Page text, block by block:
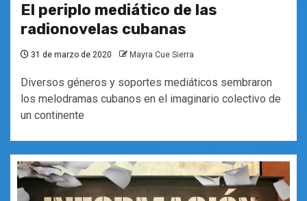
El periplo mediático de las
radionovelas cubanas
31 de marzo de 2020 Mayra Cue Sierra
Diversos géneros y soportes mediáticos sembraron
los melodramas cubanos en el imaginario colectivo de
un continente